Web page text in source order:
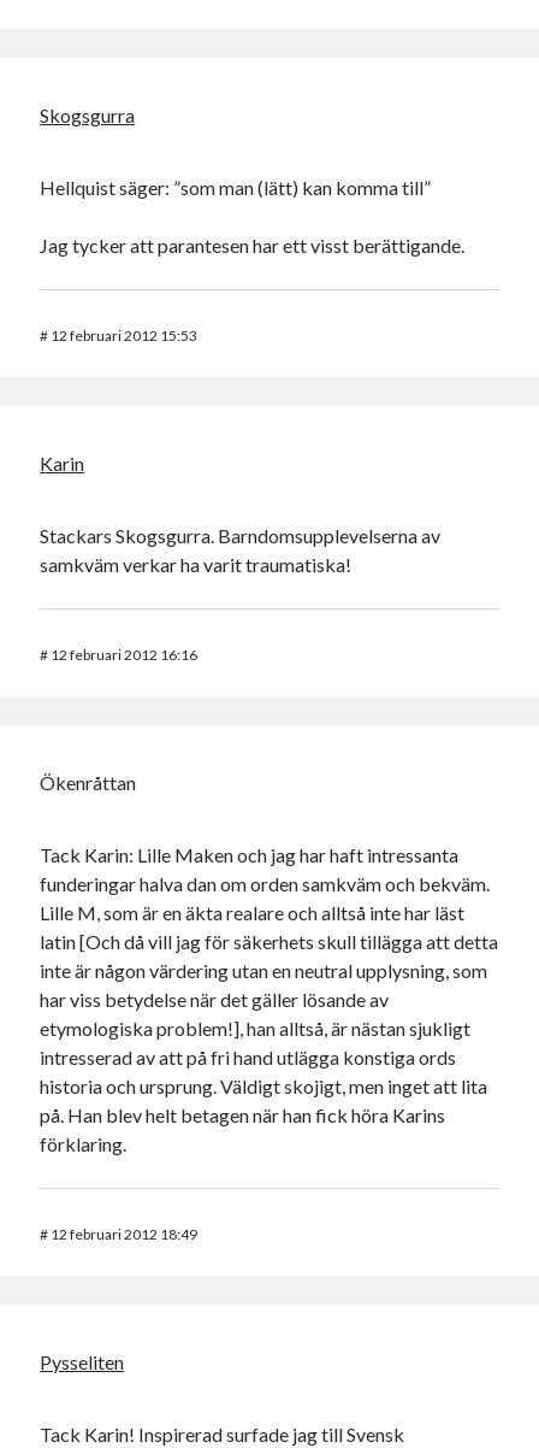
Skogsgurra
Hellquist säger: ”som man (lätt) kan komma till”
Jag tycker att parantesen har ett visst berättigande.
# 12 februari 2012 15:53
Karin
Stackars Skogsgurra. Barndomsupplevelserna av
samkväm verkar ha varit traumatiska!
# 12 februari 2012 16:16
Ökenråttan
Tack Karin: Lille Maken och jag har haft intressanta
funderingar halva dan om orden samkväm och bekväm.
Lille M, som är en äkta realare och alltså inte har läst
latin [Och då vill jag för säkerhets skull tillägga att detta
inte är någon värdering utan en neutral upplysning, som
har viss betydelse när det gäller lösande av
etymologiska problem!], han alltså, är nästan sjukligt
intresserad av att på fri hand utlägga konstiga ords
historia och ursprung. Väldigt skojigt, men inget att lita
på. Han blev helt betagen när han fick höra Karins
förklaring.
# 12 februari 2012 18:49
Pysseliten
Tack Karin! Inspirerad surfade jag till Svensk